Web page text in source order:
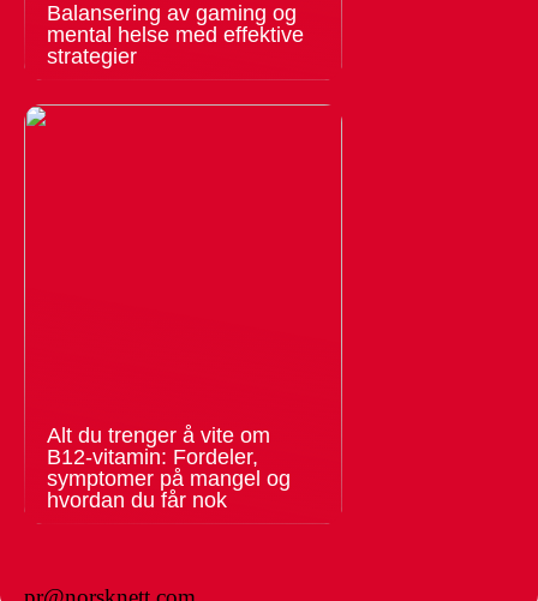
Balansering av gaming og
mental helse med effektive
strategier
Alt du trenger å vite om
B12-vitamin: Fordeler,
symptomer på mangel og
hvordan du får nok